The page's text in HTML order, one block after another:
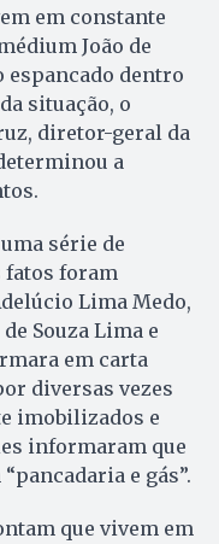
em constante
João de
espancado dentro
situação, o
diretor-geral da
a
série de
fatos foram
Lima Medo,
Souza Lima e
em carta
diversas vezes
imobilizados e
informaram que
e gás”.
que vivem em